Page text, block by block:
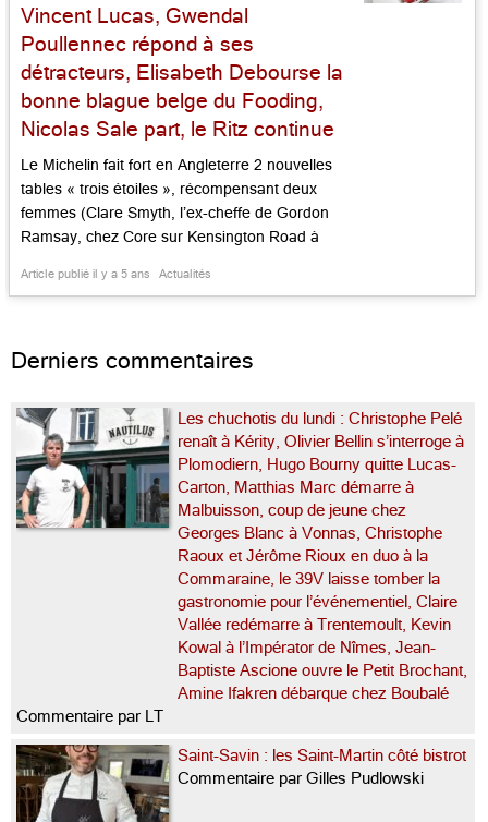
Vincent Lucas, Gwendal
Poullennec répond à ses
détracteurs, Elisabeth Debourse la
bonne blague belge du Fooding,
Nicolas Sale part, le Ritz continue
Le Michelin fait fort en Angleterre 2 nouvelles
tables « trois étoiles », récompensant deux
femmes (Clare Smyth, l’ex-cheffe de Gordon
Ramsay, chez Core sur Kensington Road à
conserve donc une étoile d’avance sur Paris),
chinois de […]...
Article publié il y a 5 ans Actualités
Derniers commentaires
Les chuchotis du lundi : Christophe Pelé
renaît à Kérity, Olivier Bellin s’interroge à
Plomodiern, Hugo Bourny quitte Lucas-
Carton, Matthias Marc démarre à
Malbuisson, coup de jeune chez
Georges Blanc à Vonnas, Christophe
Raoux et Jérôme Rioux en duo à la
Commaraine, le 39V laisse tomber la
gastronomie pour l’événementiel, Claire
Vallée redémarre à Trentemoult, Kevin
Kowal à l’Impérator de Nîmes, Jean-
Baptiste Ascione ouvre le Petit Brochant,
Amine Ifakren débarque chez Boubalé
Commentaire par LT
Saint-Savin : les Saint-Martin côté bistrot
Commentaire par Gilles Pudlowski